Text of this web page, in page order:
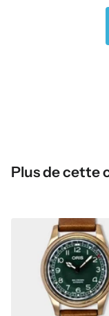
Plus de cette